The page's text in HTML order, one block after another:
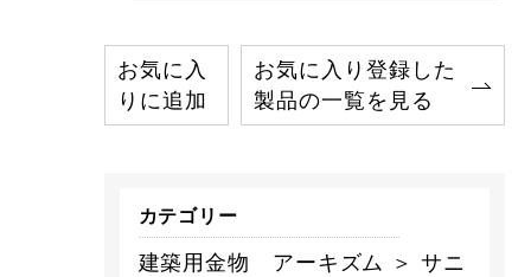
お気に入
りに追加
お気に入り登録した
製品の一覧を見る
カテゴリー
建築用金物 アーキズム ＞ サニ